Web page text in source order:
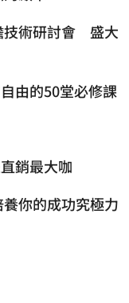
技術研討會 盛大
由的50堂必修課
銷最大咖
索驥，培養你的成功究極力